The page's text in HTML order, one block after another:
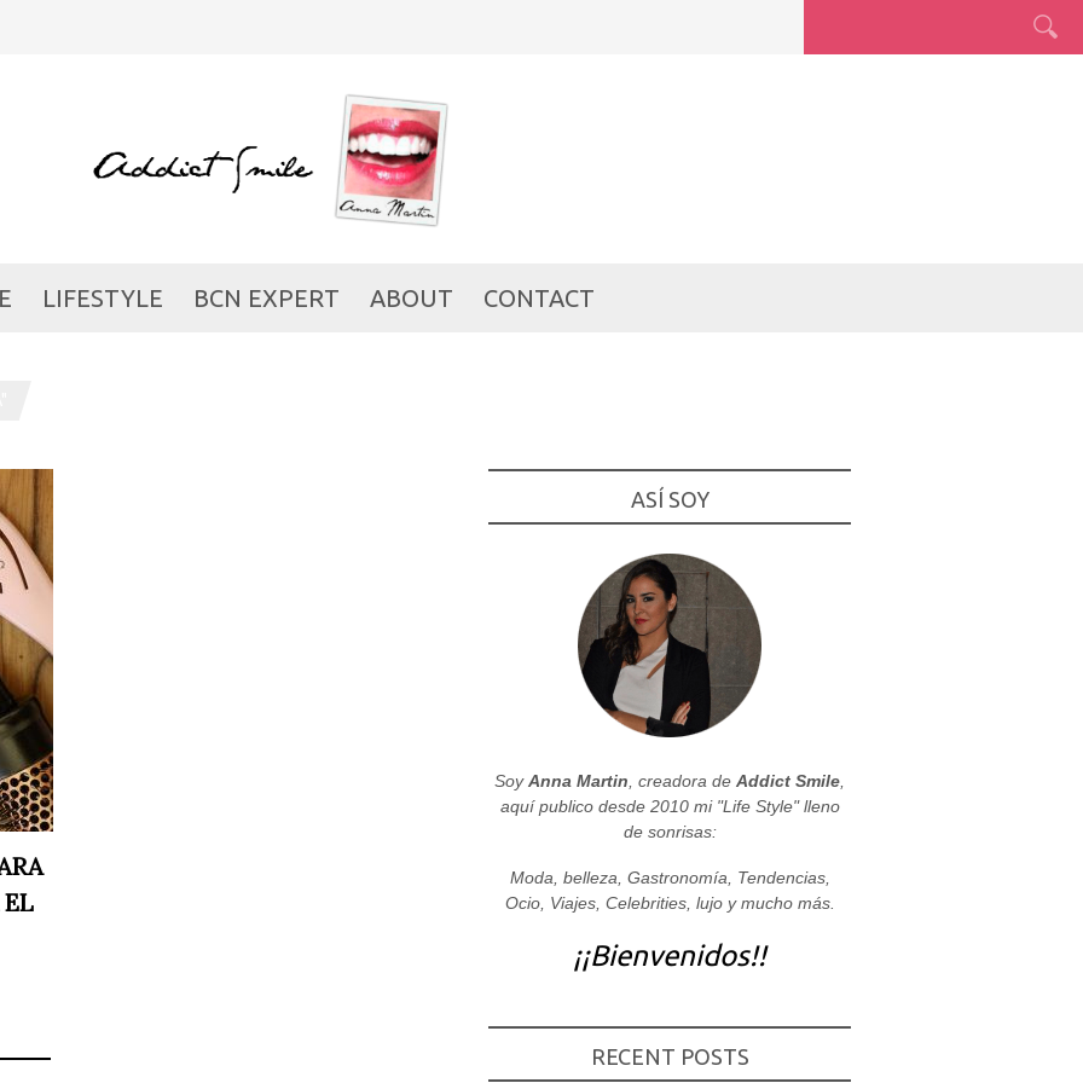
LIFESTYLE BCN EXPERT ABOUT CONTACT
ASÍ SOY
SoyAnna Martin , creadora de Addict Smile
aquí publico desde 2010 mi "Life Style" lleno
de sonrisas:
Moda, belleza, Gastronomía, Tendencias,
Ocio, Viajes, Celebrities, lujo y mucho más.
¡¡Bienvenidos!!
RECENT POSTS